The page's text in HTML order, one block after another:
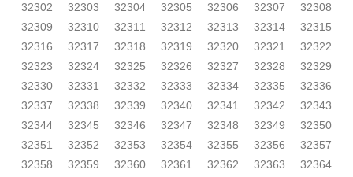
32302
32303 32304 32305 32306 32307
32308
32309
32310 32311 32312 32313 32314
32315
32316
32317 32318 32319 32320 32321
32322
32323
32324 32325 32326 32327 32328
32329
32330
32331 32332 32333 32334 32335
32336
32337
32338 32339 32340 32341 32342
32343
32344
32345 32346 32347 32348 32349
32350
32351
32352 32353 32354 32355 32356
32357
32358
32359 32360 32361 32362 32363
32364